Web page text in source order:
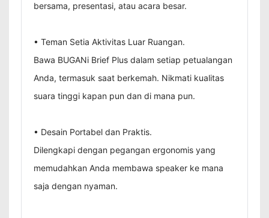
bersama, presentasi, atau acara besar.
• Teman Setia Aktivitas Luar Ruangan.
Bawa BUGANi Brief Plus dalam setiap petualangan
Anda, termasuk saat berkemah. Nikmati kualitas
suara tinggi kapan pun dan di mana pun.
• Desain Portabel dan Praktis.
Dilengkapi dengan pegangan ergonomis yang
memudahkan Anda membawa speaker ke mana
saja dengan nyaman.